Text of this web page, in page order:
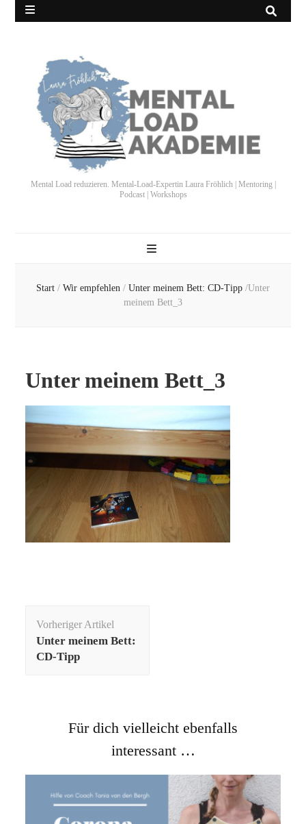
Mental Load reduzieren. Mental-Load-Expertin Laura Fröhlich | Mentoring |
Podcast | Workshops
Start / Wir empfehlen / Unter meinem Bett: CD-Tipp /Unter
meinem Bett_3
Unter meinem Bett_3
Vorheriger Artikel
Unter meinem Bett:
CD-Tipp
Für dich vielleicht ebenfalls
interessant …